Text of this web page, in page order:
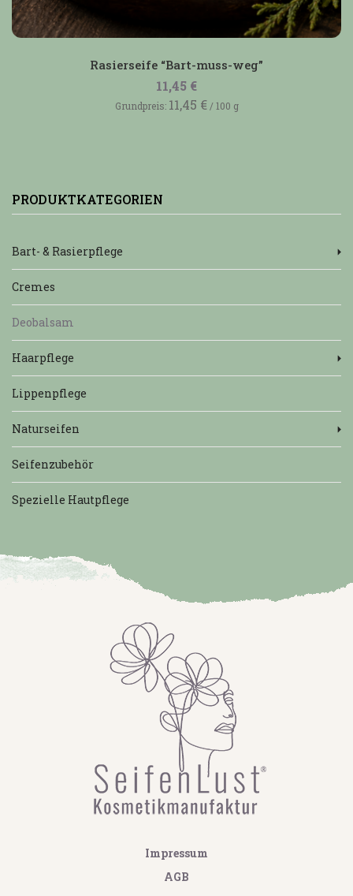
Rasierseife “Bart-muss-weg”
11,45 €
Grundpreis: 11,45 €/100 g
PRODUKTKATEGORIEN
Bart- & Rasierpflege
Cremes
Deobalsam
Haarpflege
Lippenpflege
Naturseifen
Seifenzubehör
Spezielle Hautpflege
Impressum
AGB